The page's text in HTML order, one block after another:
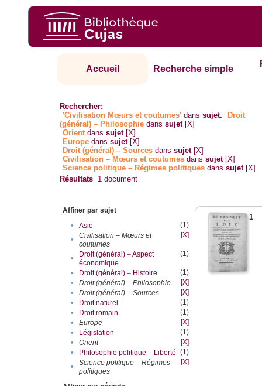
Accueil Recherche simple
Rechercher:
'Civilisation Mœurs et coutumes' danssujet.
Droit
(général) – Philosophie danssujet [X]
Orientdanssujet [X]
Europe danssujet [X]
Droit (général) – Sources danssujet [X]
Civilisation – Mœurs et coutumes danssujet [X]
Science politique – Régimes politiques danssujet [X]
Résultats 1 document
Affiner par sujet
•
Asie
(1)
•
Civilisation – Mœurs et
coutumes
[X]
•
Droit (général) – Aspect
économique
(1)
• Droit (général) – Histoire
(1)
•
Droit (général) – Philosophie
[X]
•
Droit (général) – Sources
[X]
•
Droit naturel
(1)
•
Droit romain
(1)
•
Europe
[X]
•
Législation
(1)
•
Orient
[X]
•
Philosophie politique – Liberté (1)
•
Science politique – Régimes
politiques
[X]
1